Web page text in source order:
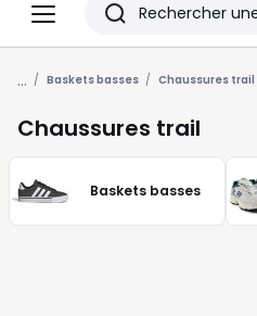
Menu
Redoute
Rechercher
Les
derniers
articles
consultés
... Baskets basses Chaussures trail
Chaussures trail
Baskets basses